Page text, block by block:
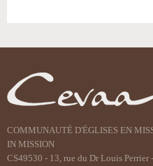
COMMUNAUTÉ D'ÉGLISES EN
IN MISSION
CS49530 - 13, rue du Dr Louis